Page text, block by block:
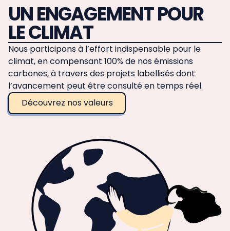
UN ENGAGEMENT POUR
LE CLIMAT
Nous participons à l’effort indispensable pour le
climat, en compensant 100% de nos émissions
carbones, à travers des projets labellisés dont
l’avancement peut être consulté en temps réel.
Découvrez nos valeurs